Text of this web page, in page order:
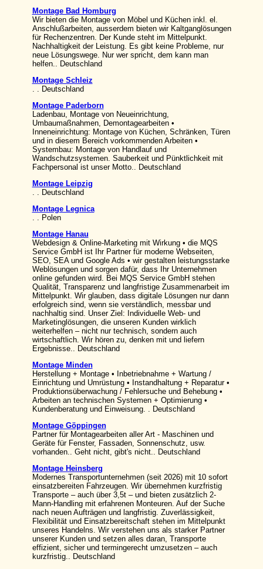
Montage Bad Homburg
Wir bieten die Montage von Möbel und Küchen inkl. el.
Anschlußarbeiten, ausserdem bieten wir Kaltganglösungen
für Rechenzentren. Der Kunde steht im Mittelpunkt.
Nachhaltigkeit der Leistung. Es gibt keine Probleme, nur
neue Lösungswege. Nur wer spricht, dem kann man
helfen.. Deutschland
Montage Schleiz
. . Deutschland
Montage Paderborn
Ladenbau, Montage von Neueinrichtung,
Umbaumaßnahmen, Demontagearbeiten •
Inneneinrichtung: Montage von Küchen, Schränken, Türen
und in diesem Bereich vorkommenden Arbeiten •
Systembau: Montage von Handlauf und
Wandschutzsystemen. Sauberkeit und Pünktlichkeit mit
Fachpersonal ist unser Motto.. Deutschland
Montage Leipzig
. . Deutschland
Montage Legnica
. . Polen
Montage Hanau
Webdesign & Online-Marketing mit Wirkung • die MQS
Service GmbH ist Ihr Partner für moderne Webseiten,
SEO, SEA und Google Ads • wir gestalten leistungsstarke
Weblösungen und sorgen dafür, dass Ihr Unternehmen
online gefunden wird. Bei MQS Service GmbH stehen
Qualität, Transparenz und langfristige Zusammenarbeit im
Mittelpunkt. Wir glauben, dass digitale Lösungen nur dann
erfolgreich sind, wenn sie verständlich, messbar und
nachhaltig sind. Unser Ziel: Individuelle Web- und
Marketinglösungen, die unseren Kunden wirklich
weiterhelfen – nicht nur technisch, sondern auch
wirtschaftlich. Wir hören zu, denken mit und liefern
Ergebnisse.. Deutschland
Montage Minden
Herstellung + Montage • Inbetriebnahme + Wartung /
Einrichtung und Umrüstung • Instandhaltung + Reparatur •
Produktionsüberwachung / Fehlersuche und Behebung •
Arbeiten an technischen Systemen + Optimierung •
Kundenberatung und Einweisung. . Deutschland
Montage Göppingen
Partner für Montagearbeiten aller Art - Maschinen und
Geräte für Fenster, Fassaden, Sonnenschutz, usw.
vorhanden.. Geht nicht, gibt's nicht.. Deutschland
Montage Heinsberg
Modernes Transportunternehmen (seit 2026) mit 10 sofort
einsatzbereiten Fahrzeugen. Wir übernehmen kurzfristig
Transporte – auch über 3,5t – und bieten zusätzlich 2-
Mann-Handling mit erfahrenen Monteuren. Auf der Suche
nach neuen Aufträgen und langfristig. Zuverlässigkeit,
Flexibilität und Einsatzbereitschaft stehen im Mittelpunkt
unseres Handelns. Wir verstehen uns als starker Partner
unserer Kunden und setzen alles daran, Transporte
effizient, sicher und termingerecht umzusetzen – auch
kurzfristig.. Deutschland